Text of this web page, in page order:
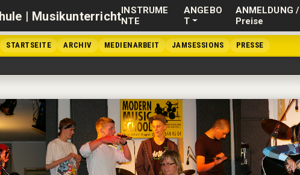
STARTSEITE ARCHIV MEDIENARBEIT JAMSESSIONS PRESSE
INSTRUME
NTE
ANGEBO
T
ANMELDUNG /
Preise